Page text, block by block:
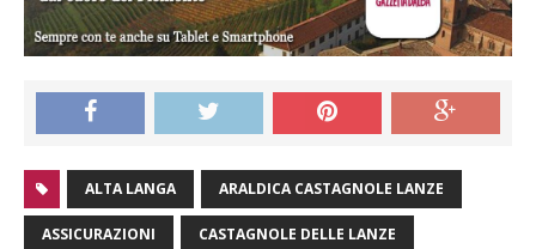
ALTA LANGA ARALDICA CASTAGNOLE LANZE
ASSICURAZIONI CASTAGNOLE DELLE LANZE